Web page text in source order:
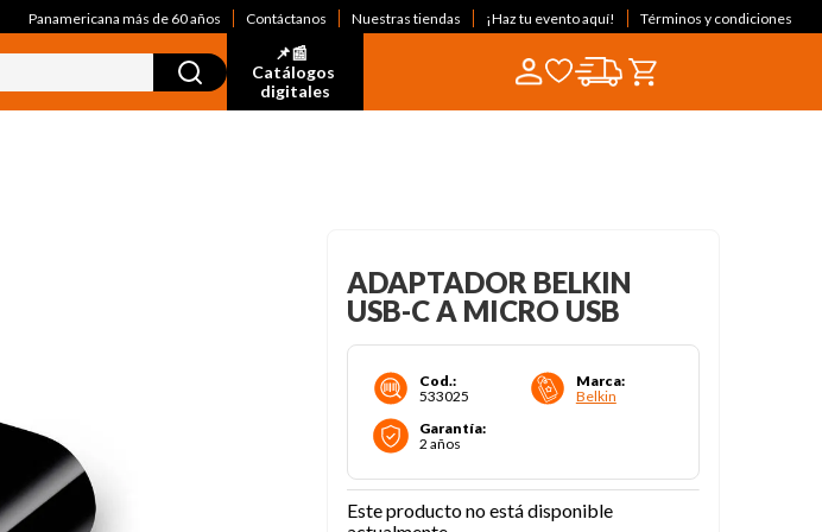
Panamericana más de 60 años Contáctanos Nuestras tiendas ¡Haz tu evento aquí! Términos y condiciones
📌📰
Catálogos
digitales
ADAPTADOR BELKIN
USB-C A MICRO USB
Cod.:
533025
Marca:
Belkin
Garantía:
2 años
Este producto no está disponible